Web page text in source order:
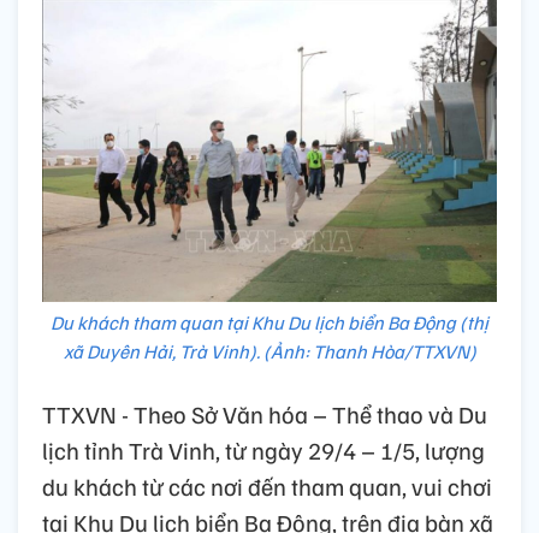
Du khách tham quan tại Khu Du lịch biển Ba Động (thị
xã Duyên Hải, Trà Vinh). (Ảnh: Thanh Hòa/TTXVN)
TTXVN - Theo Sở Văn hóa – Thể thao và Du
lịch tỉnh Trà Vinh, từ ngày 29/4 – 1/5, lượng
du khách từ các nơi đến tham quan, vui chơi
tại Khu Du lịch biển Ba Động, trên địa bàn xã